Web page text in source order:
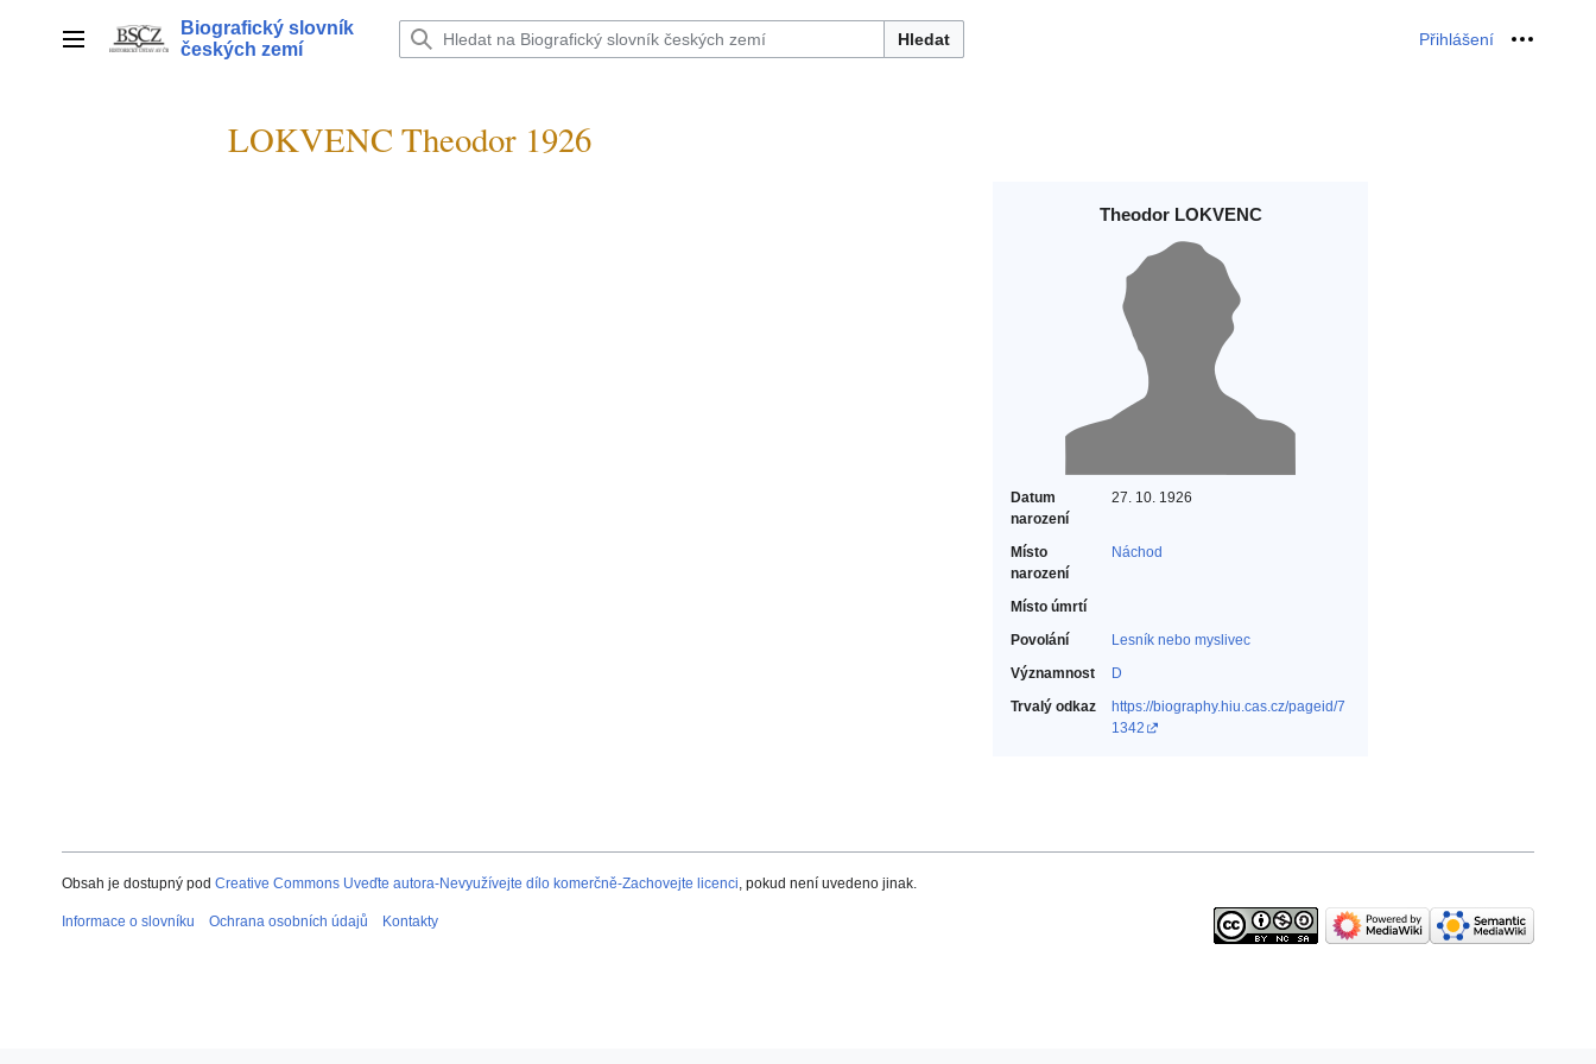
Hlavní menu
Biografický slovník
českých zemí
Hledat Přihlášení Osobní
LOKVENC Theodor 1926
Theodor LOKVENC
Datum
narození
27. 10. 1926
Místo
narození
Náchod
Místo úmrtí
Povolání
Lesník nebo myslivec‎
Významnost
D
Trvalý odkaz
https://biography.hiu.cas.cz/pageid/7
1342
Obsah je dostupný pod Creative Commons Uveďte autora-Nevyužívejte dílo komerčně-Zachovejte licenci, pokud není uvedeno jinak.
Informace o slovníku Ochrana osobních údajů Kontakty